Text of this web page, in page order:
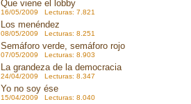
Que viene el lobby
16/05/2009 Lecturas: 7.821
Los menéndez
08/05/2009 Lecturas: 8.251
Semáforo verde, semáforo rojo
07/05/2009 Lecturas: 8.903
La grandeza de la democracia
24/04/2009 Lecturas: 8.347
Yo no soy ése
15/04/2009 Lecturas: 8.040